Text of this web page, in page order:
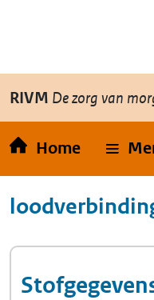
Overslaan en naar de
RIVM De zorg van
Home